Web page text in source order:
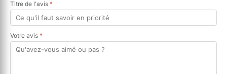
Titre de l'avis *
Votre avis *